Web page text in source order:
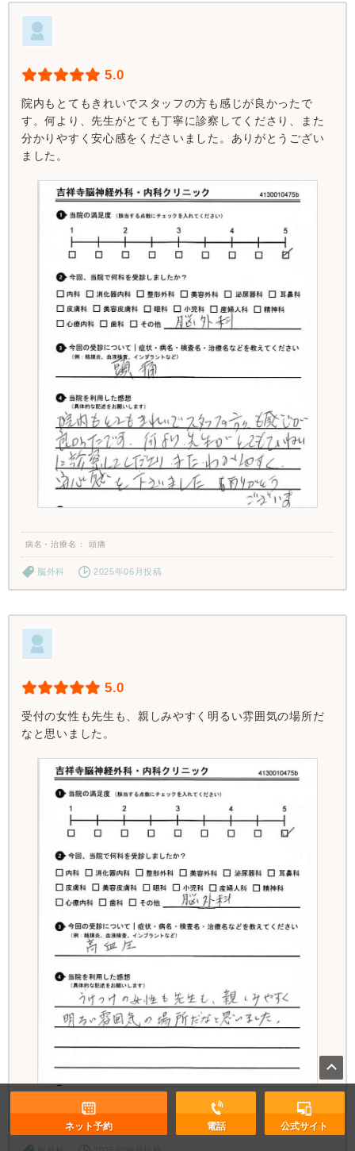
5.0
院内もとてもきれいでスタッフの方も感じが良かったで
す。何より、先生がとても丁寧に診察してくださり、また
分かりやすく安心感をくださいました。ありがとうござい
ました。
病名・治療名 頭痛
脳外科 2025年06月投稿
5.0
受付の女性も先生も、親しみやすく明るい雰囲気の場所だ
なと思いました。
病名・治療名 高血圧
ネット予約 電話 公式サイト